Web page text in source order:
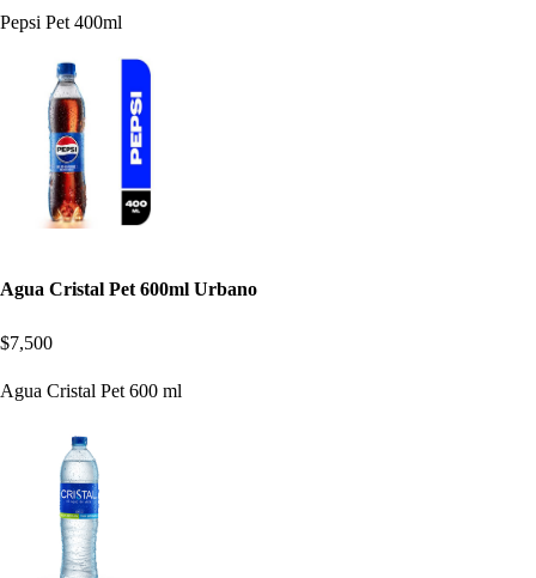
Pepsi Pet 400ml
Agua Cristal Pet 600ml Urbano
$7,500
Agua Cristal Pet 600 ml